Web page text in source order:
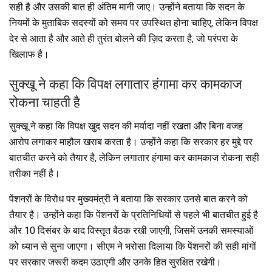
सही है और उसकी बात ही अंतिम मानी जाए। उन्होंने बताया कि सदन के
नियमों के मुताबिक सदस्यों को समय पर उपस्थित होना चाहिए, लेकिन विपक्ष
देर से आता है और आते ही तुरंत बोलने की ज़िद करता है, जो परंपरा के
खिलाफ है।
सुक्खू ने कहा कि विपक्ष लगातार हंगामा कर कामकाज
रोकना चाहती है
सुक्खू ने कहा कि विपक्ष खुद सदन की मर्यादा नहीं रखता और बिना वजह
आरोप लगाकर माहौल खराब करता है। उन्होंने कहा कि सरकार हर मुद्दे पर
बातचीत करने को तैयार है, लेकिन लगातार हंगामा कर कामकाज रोकना सही
तरीका नहीं है।
पेंशनरों के विरोध पर मुख्यमंत्री ने बताया कि सरकार उनसे बात करने को
तैयार है। उन्होंने कहा कि पेंशनरों के प्रतिनिधियों से पहले भी बातचीत हुई है
और 10 दिसंबर के बाद विस्तृत बैठक रखी जाएगी, जिसमें उनकी समस्याओं
को ध्यान से सुना जाएगा। सीएम ने भरोसा दिलाया कि पेंशनरों की सही मांगों
पर सरकार जरूरी कदम उठाएगी और उनके हित सुरक्षित रखेगी।